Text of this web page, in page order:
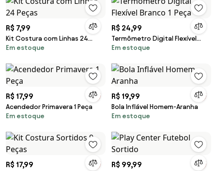
R$ 7,99
Kit Costura com Linhas 24
Peças
Em estoque
R$ 24,99
Termômetro Digital Flexível
Branco 1 Peça
Em estoque
R$ 17,99
Acendedor Primavera 1 Peça
Em estoque
R$ 19,99
Bola Inflável Homem-Aranha
Em estoque
R$ 17,99 R$ 99,99